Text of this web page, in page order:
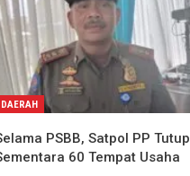
DAERAH
PSBB, Satpol PP Tutup
60 Tempat Usaha